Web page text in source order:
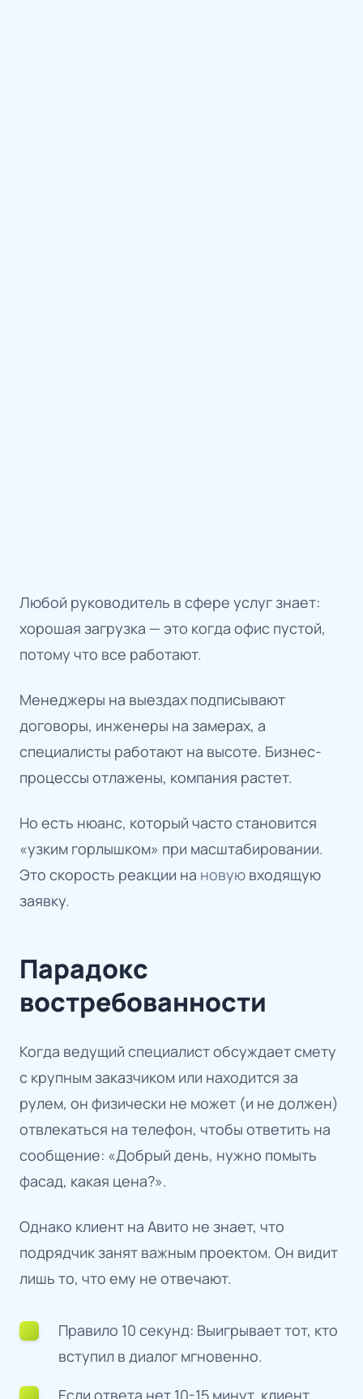
Любой руководитель в сфере услуг знает:
хорошая загрузка — это когда офис пустой,
потому что все работают.
Менеджеры на выездах подписывают
договоры, инженеры на замерах, а
специалисты работают на высоте. Бизнес-
процессы отлажены, компания растет.
Но есть нюанс, который часто становится
«узким горлышком» при масштабировании.
Это скорость реакции на новую входящую
заявку.
Парадокс
востребованности
Когда ведущий специалист обсуждает смету
с крупным заказчиком или находится за
рулем, он физически не может (и не должен)
отвлекаться на телефон, чтобы ответить на
сообщение: «Добрый день, нужно помыть
фасад, какая цена?».
Однако клиент на Авито не знает, что
подрядчик занят важным проектом. Он видит
лишь то, что ему не отвечают.
Правило 10 секунд: Выигрывает тот, кто
вступил в диалог мгновенно.